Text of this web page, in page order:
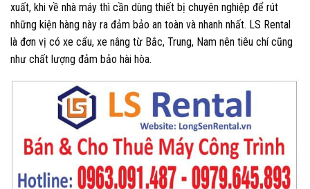
xuất, khi về nhà máy thì cần dùng thiết bị chuyên nghiệp để rút
những kiện hàng này ra đảm bảo an toàn và nhanh nhất. LS Rental
là đơn vị có xe cẩu, xe nâng từ Bắc, Trung, Nam nên tiêu chí cũng
như chất lượng đảm bảo hài hòa.